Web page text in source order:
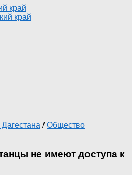
край
край
/ Общество
не имеют доступа к